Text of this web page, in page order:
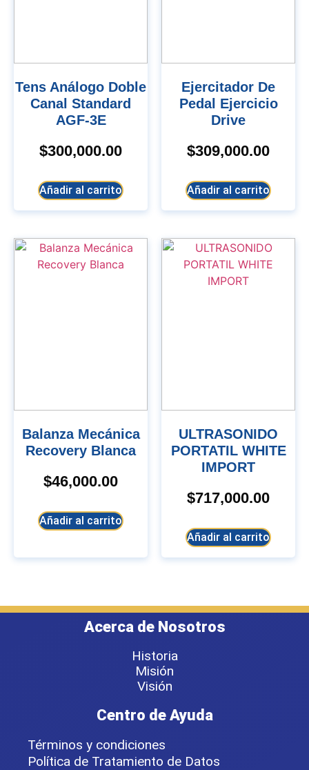
Tens Análogo Doble
Canal Standard
AGF-3E
$300,000.00
Añadir al carrito
Ejercitador De
Pedal Ejercicio
Drive
$309,000.00
Añadir al carrito
Balanza Mecánica
Recovery Blanca
$46,000.00
Añadir al carrito
ULTRASONIDO
PORTATIL WHITE
IMPORT
$717,000.00
Añadir al carrito
Acerca de Nosotros
Historia
Misión
Visión
Centro de Ayuda
Términos y condiciones
Política de Tratamiento de Datos